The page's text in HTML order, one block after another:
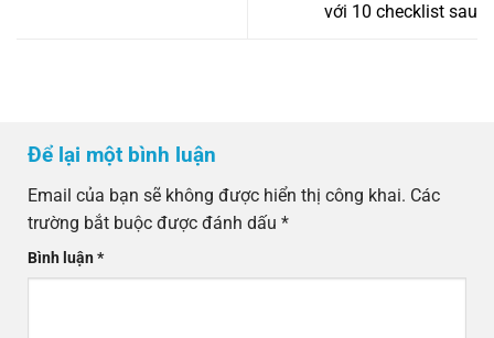
với 10 checklist sau
Để lại một bình luận
Email của bạn sẽ không được hiển thị công khai. Các
trường bắt buộc được đánh dấu *
Bình luận*